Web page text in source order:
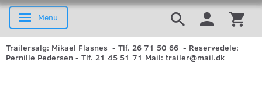
Skifte navigation
Menu
Trailersalg: Mikael Flasnes - Tlf. 26 71 50 66 - Reservedele:
Pernille Pedersen - Tlf. 21 45 51 71 Mail: trailer@mail.dk